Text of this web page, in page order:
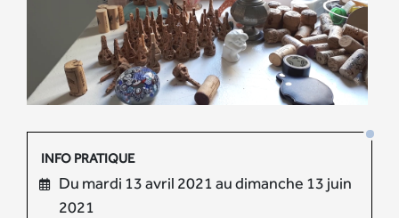
INFO PRATIQUE
Du mardi 13 avril 2021 au dimanche 13 juin
2021